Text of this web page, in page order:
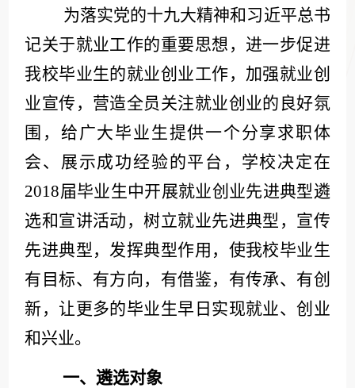
为落实党的十九大精神和习近平总书
记关于就业工作的重要思想 ，进一步促进
我校毕业生的就业创业工作，加强就业创
业宣传，营造全员关注就业创业的良好氛
围，给广大毕业生提供一个分享求职体
会、展示成功经验的平台，学校决定在
2018届毕业生中开展就业创业先进典型遴
选和宣讲活动，树立就业先进典型，宣传
先进典型，发挥典型作用，使我校毕业生
有目标、有方向，有借鉴，有传承、有创
新，让更多的毕业生早日实现就业、创业
和兴业。
一、遴选对象